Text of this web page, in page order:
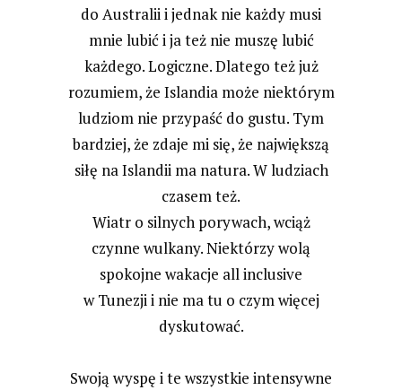
do Australii i jednak nie każdy musi
mnie lubić i ja też nie muszę lubić
każdego. Logiczne. Dlatego też już
rozumiem, że Islandia może niektórym
ludziom nie przypaść do gustu. Tym
bardziej, że zdaje mi się, że największą
siłę na Islandii ma natura. W ludziach
czasem też.
Wiatr o silnych porywach, wciąż
czynne wulkany. Niektórzy wolą
spokojne wakacje all inclusive
w Tunezji i nie ma tu o czym więcej
dyskutować.
Swoją wyspę i te wszystkie intensywne